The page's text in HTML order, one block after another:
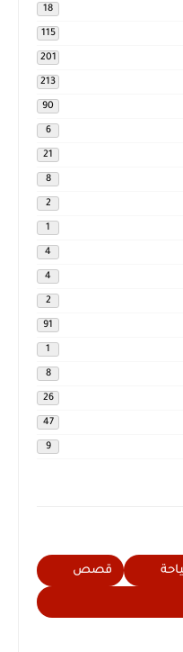
18
115
201
213
90
6
21
8
2
1
4
4
2
91
1
8
26
47
9
قصص